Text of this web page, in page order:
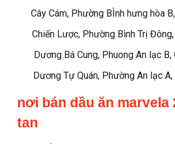
Cây Cám, Phường BÌnh hưng hòa
Chiến Lược, Phường Bình Trị Đông,
Dương Bá Cung, Phuong An lạc B,
Dương Tự Quán, Phường An lạc A,
nơi bán dầu ăn marvela
tan